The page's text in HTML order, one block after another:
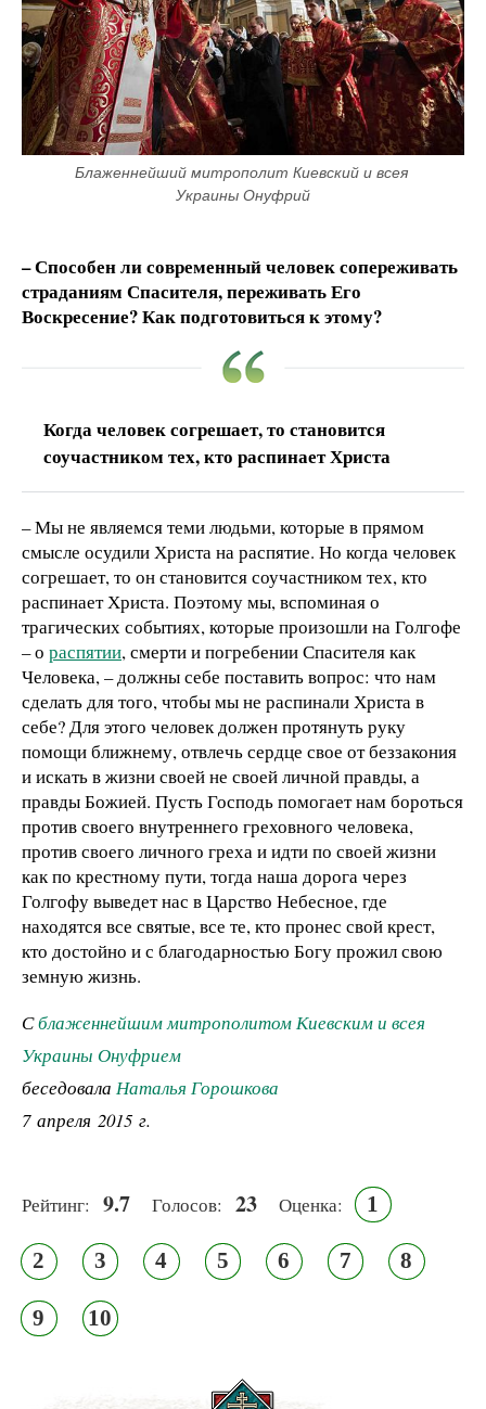
Блаженнейший митрополит Киевский и всея
Украины Онуфрий
–Способен ли современный человек сопереживать
страданиям Спасителя, переживать Его
Воскресение? Как подготовиться к этому?
Когда человек согрешает, то становится
соучастником тех, кто распинает Христа
– Мы не являемся теми людьми, которые в прямом
смысле осудили Христа на распятие. Но когда человек
согрешает, то он становится соучастником тех, кто
распинает Христа. Поэтому мы, вспоминая о
трагических событиях, которые произошли на Голгофе
– о распятии, смерти и погребении Спасителя как
Человека, – должны себе поставить вопрос: что нам
сделать для того, чтобы мы не распинали Христа в
себе? Для этого человек должен протянуть руку
помощи ближнему, отвлечь сердце свое от беззакония
и искать в жизни своей не своей личной правды, а
правды Божией. Пусть Господь помогает нам бороться
против своего внутреннего греховного человека,
против своего личного греха и идти по своей жизни
как по крестному пути, тогда наша дорога через
Голгофу выведет нас в Царство Небесное, где
находятся все святые, все те, кто пронес свой крест,
кто достойно и с благодарностью Богу прожил свою
земную жизнь.
Сблаженнейшим митрополитом Киевским и всея
Украины Онуфрием
беседовала Наталья Горошкова
7 апреля 2015 г.
Рейтинг: 9.7 Голосов: 23 Оценка: 1
2 3 4 5 6 7 8
9 10